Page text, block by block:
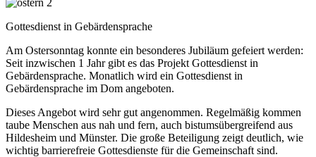
Gottesdienst in Gebärdensprache
Am Ostersonntag konnte ein besonderes Jubiläum gefeiert werden:
Seit inzwischen 1 Jahr gibt es das Projekt Gottesdienst in
Gebärdensprache. Monatlich wird ein Gottesdienst in
Gebärdensprache im Dom angeboten.
Dieses Angebot wird sehr gut angenommen. Regelmäßig kommen
taube Menschen aus nah und fern, auch bistumsübergreifend aus
Hildesheim und Münster. Die große Beteiligung zeigt deutlich, wie
wichtig barrierefreie Gottesdienste für die Gemeinschaft sind.